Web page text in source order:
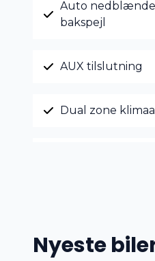
Auto
bakspejl
AUX tilslutning
Dual zone
Kamera 360
Nyeste